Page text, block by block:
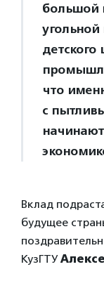
большой
что
с
Вклад
будущее
КузГТУ